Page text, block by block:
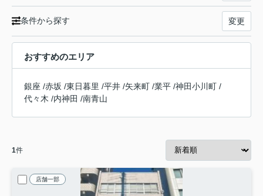
条件から探す 変更
おすすめのエリア
銀座 /赤坂 /東日暮里 /平井 /矢来町 /業平 /神田小川町 /
代々木 /内神田 /南青山
1件
店舗一部